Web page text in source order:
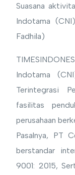
Suasana
Indotama
Fadhila)
Indotama
Terintegrasi
fasilitas
perusahaan
Pasalnya, PT
berstandar
9001: 2015,